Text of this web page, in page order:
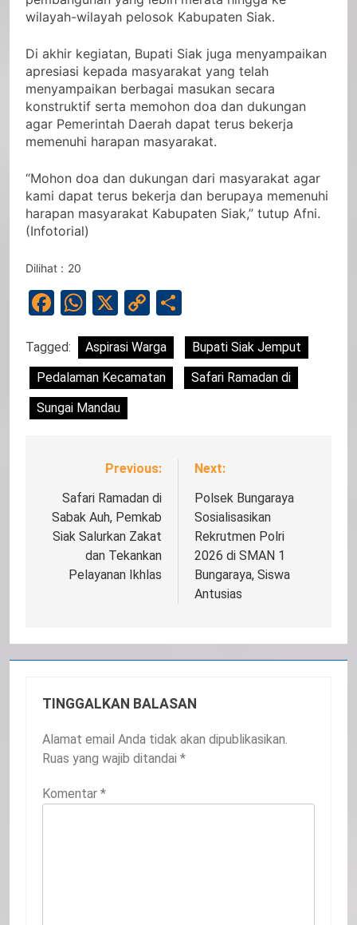
wilayah-wilayah pelosok Kabupaten Siak.
Di akhir kegiatan, Bupati Siak juga menyampaikan
apresiasi kepada masyarakat yang telah
menyampaikan berbagai masukan secara
konstruktif serta memohon doa dan dukungan
agar Pemerintah Daerah dapat terus bekerja
memenuhi harapan masyarakat.
“Mohon doa dan dukungan dari masyarakat agar
kami dapat terus bekerja dan berupaya memenuhi
harapan masyarakat Kabupaten Siak,” tutup Afni.
(Infotorial)
Dilihat : 20
Facebook
WhatsApp
X
Copy
Link
Tagged: Aspirasi Warga
Bupati Siak Jemput
Pedalaman Kecamatan
Safari Ramadan di
Sungai Mandau
Navigasi
pos
Previous:
Safari Ramadan di
Sabak Auh, Pemkab
Siak Salurkan Zakat
dan Tekankan
Pelayanan Ikhlas
Next:
Polsek Bungaraya
Sosialisasikan
Rekrutmen Polri
2026 di SMAN 1
Bungaraya, Siswa
Antusias
TINGGALKAN BALASAN
Alamat email Anda tidak akan dipublikasikan.
Ruas yang wajib ditandai *
Komentar *